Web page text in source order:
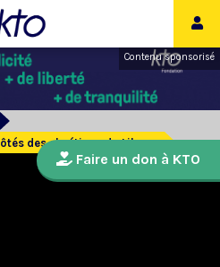
Contenu sponsorisé
des chrétiens du Liban
Faire un don à KTO